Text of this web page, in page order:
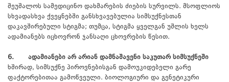
შეუშალოს სამედიცინო დახმარების ძიების სურვილს. მსოფლიოს
სხვადასხვა ქვეყნებში განსხვავებულია სიმსუქნესთან
დაკავშირებული სტიგმა; თუმცა, სტიგმა ყველგან უშლის ხელს
ადამიანებს იცხოვრონ ჯანსაღი ცხოვრების წესით.
6. ადამიანები არ არიან დამნაშავენი საკუთარ სიმსუქნეში
ხშირად, სიმსუქნე პიროვნებისგან დამოუკიდებელი გარე
ფაქტორებითაა გამოწვეული. ბიოლოგიური და გენეტიკური